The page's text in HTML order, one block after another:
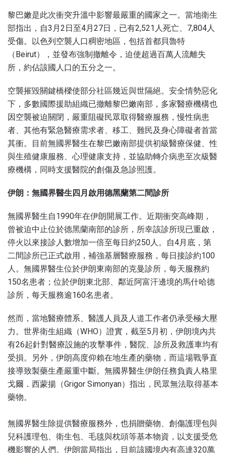
黎巴嫩是此次衝突升溫中影響最嚴重的國家之一。當地衛生
部指出，自3月2日至4月27日，已有2,521人死亡、7,804人
受傷。以色列空襲人口稠密地區，包括首都貝魯特
（Beirut），並發布強制撤離令，迫使超過百萬人流離失
所，約佔該國人口的五分之一。
空襲摧毀關鍵橋樑使部分社區幾近與世隔絕。安全情勢惡化
下，多數國際援助組織已撤離黎巴嫩南部，多家醫療機構也
因空襲被迫關閉，嚴重阻礙民眾取得醫療服務，慢性病患
者、其他有緊急醫療需求者、移工、難民及身心障礙者首當
其衝。目前無國界醫生在黎巴嫩南部提供初級醫療保健、性
與生殖健康服務、心理健康支持，並協助轉介病患至次級醫
療機構，同時支援醫院的創傷及急診照護。
伊朗：無國界醫生四月啟用德黑蘭第二間診所
無國界醫生自1990年在伊朗開展工作。近期衝突高峰期，
曾被迫中止位於德黑蘭南部的診所，所幸該診所現已重啟，
停火以來接診人數增加一倍至每日約250人。自4月底，第
二間診所已正式啟用，補強基層醫療服務，每日接診約100
人。無國界醫生位於伊朗東南部的克曼診所，每天服務約
150名患者；位於伊朗東北部、鄰近阿富汗邊境的馬什哈德
診所，每天服務逾160名患者。
然而，當地醫療體系、醫護人員及人道工作者仍承受極大壓
力。世界衛生組織（WHO）證實，截至5月初，伊朗境內共
有26起針對醫療設施的攻擊事件，醫院、診所及救護車均有
受損。另外，伊朗高度仰賴在地生產的藥物，而這場戰爭直
接導致製藥生產嚴重中斷。無國界醫生伊朗任務負責人格里
戈爾．西蒙揚（Grigor Simonyan）指出，民眾無法取得基本
藥物。
無國界醫生除提供醫療服務外，也捐贈藥物、創傷護理包與
兒科護理包、衛生包、毛毯與枕頭等基本物資，以支援受危
機影響的人們。伊朗當局指出，目前該國境內有高達320萬